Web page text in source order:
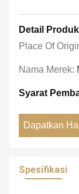
Detail Produk
Place Of
Nama Merek:
Syarat
Dapatkan
Spesifikasi